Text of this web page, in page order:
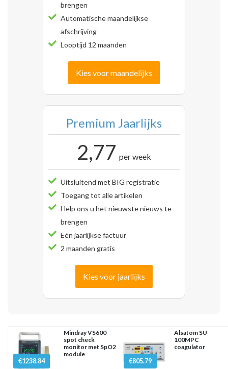
brengen
Automatische maandelijkse
afschrijving
Looptijd 12 maanden
Kies voor maandelijks
Premium Jaarlijks
2,77 per week
Uitsluitend met BIG registratie
Toegang tot alle artikelen
Help ons u het nieuwste nieuws te
brengen
Eén jaarlijkse factuur
2 maanden gratis
Kies voor jaarlijks
€1238.84
Mindray VS600
spot check
monitor met SpO2
module
€805.79
Alsatom SU
100MPC
coagulator